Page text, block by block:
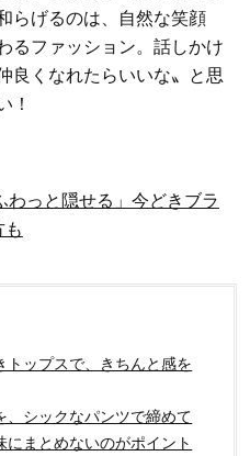
ダーレ
人気の40代髪型・ヘア
タログ
らげるのは、自然な笑顔
るファッション。話しかけ
良くなれたらいいな〟と思
！
わっと隠せる」今どきブラ
も
ップスで、きちんと感を
シックなパンツで締めて
まとめないのがポイント